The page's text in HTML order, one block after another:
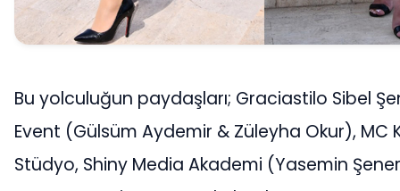
Bu yolculuğun paydaşları; Graciastilo Sibel
Event (Gülsüm Aydemir & Züleyha Okur), MC
Stüdyo, Shiny Media Akademi (Yasemin